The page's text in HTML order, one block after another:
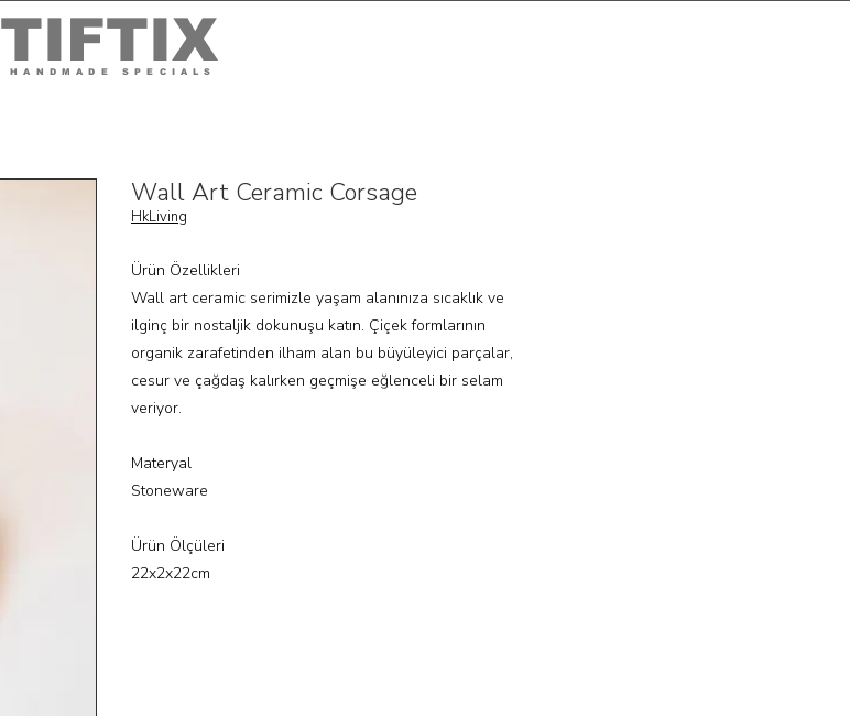
TIFTIX
HANDMADE SPECIALS
Wall Art Ceramic Corsage
HkLiving
Ürün Özellikleri
Wall art ceramic serimizle yaşam alanınıza sıcaklık ve
ilginç bir nostaljik dokunuşu katın. Çiçek formlarının
organik zarafetinden ilham alan bu büyüleyici parçalar,
cesur ve çağdaş kalırken geçmişe eğlenceli bir selam
veriyor.
Materyal
Stoneware
Ürün Ölçüleri
22x2x22cm